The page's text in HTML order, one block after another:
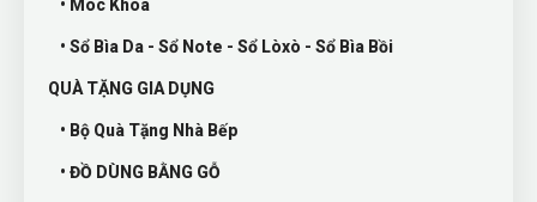
• Móc Khóa
• Sổ Bìa Da - Sổ Note - Sổ Lòxò - Sổ Bìa Bồi
QUÀ TẶNG GIA DỤNG
• Bộ Quà Tặng Nhà Bếp
• ĐỒ DÙNG BẰNG GỖ